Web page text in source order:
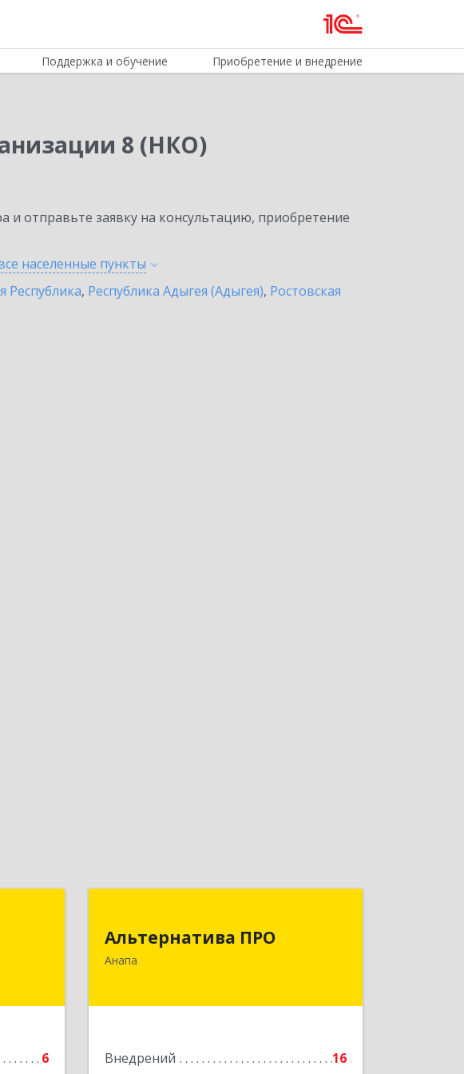
Поддержка и обучение Приобретение и внедрение
8 (НКО)
отправьте заявку на консультацию, приобретение
населенные пункты
Республика, Республика Адыгея (Адыгея), Ростовская
6
край,
Альтернатива ПРО
Анапа
Внедрений
16